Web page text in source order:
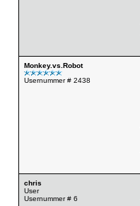
Monkey.vs.Robot
Usernummer # 2438
chris
User
Usernummer # 6